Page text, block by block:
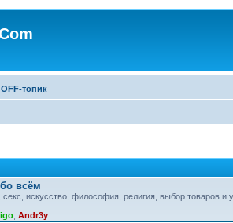
OFF-топик
всём
искусство, философия, религия, выбор товаров и
Andr3y